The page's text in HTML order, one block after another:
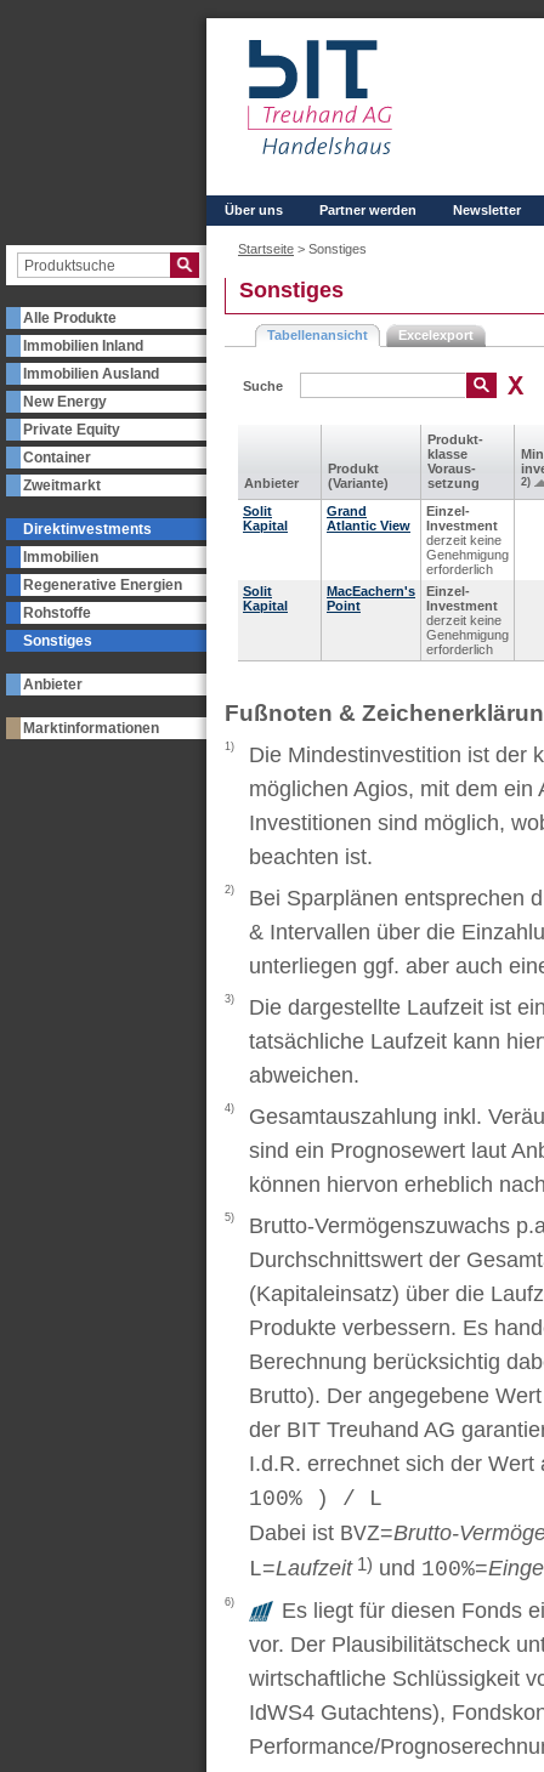
Alle Produkte
Immobilien Inland
Immobilien Ausland
New Energy
Private Equity
Container
Zweitmarkt
Direktinvestments
Immobilien
Regenerative Energien
Rohstoffe
Sonstiges
Anbieter
Marktinformationen
Über uns Partner werden Newsletter
Startseite > Sonstiges
Sonstiges
Tabellenansicht Excelexport
Suche
Anbieter
Produkt
(Variante)
Produkt­
klasse
Voraus­
setzung
2)
Solit
Kapital
Grand
Atlantic View
Einzel-
Investment
derzeit keine
Genehmigung
erforderlich
Solit
Kapital
MacEachern's
Point
Einzel-
Investment
derzeit keine
Genehmigung
erforderlich
Fußnoten &
1)
Die Mindestinvestition ist der
möglichen Agios, mit dem
Investitionen sind möglich,
beachten ist.
2)
Bei Sparplänen entsprechen
& Intervallen über die
unterliegen ggf. aber auch
3)
Die dargestellte Laufzeit ist
tatsächliche Laufzeit kann
abweichen.
4)
Gesamtauszahlung inkl.
sind ein Prognosewert laut
können hiervon erheblich
5)
Brutto-Vermögenszuwachs
Durchschnittswert der
(Kapitaleinsatz) über die
Produkte verbessern. Es
Berechnung berücksichtig
Brutto). Der angegebene
der BIT Treuhand AG
I.d.R. errechnet sich der
100% ) / L
Dabei ist BVZ=Brutto-
L=Laufzeit1) und 100%=
6)
Es liegt für diesen Fonds
vor. Der Plausibilitätscheck
wirtschaftliche Schlüssigkeit
IdWS4 Gutachtens),
Performance/